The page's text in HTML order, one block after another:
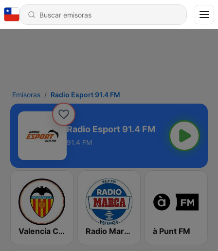
Emisoras Radio Esport 91.4 FM
Radio Esport 91.4 FM
91.4 FM
Valencia CF Radio Radio Marca Valencia à Punt FM